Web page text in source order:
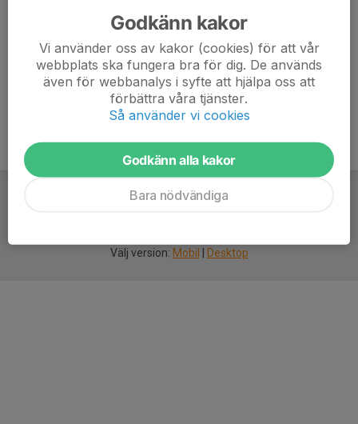
Välj version: Mobil Desktop
Godkänn kakor
Vi använder oss av kakor (cookies) för att vår
webbplats ska fungera bra för dig. De används
även för webbanalys i syfte att hjälpa oss att
förbättra våra tjänster.
Så använder vi cookies
Godkänn alla kakor
Bara nödvändiga